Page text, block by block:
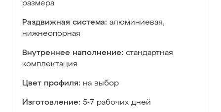
размера
Раздвижная система: алюминиевая,
нижнеопорная
Внутреннее наполнение: стандартная
комплектация
Цвет профиля: на выбор
Изготовление: 5-7 рабочих дней